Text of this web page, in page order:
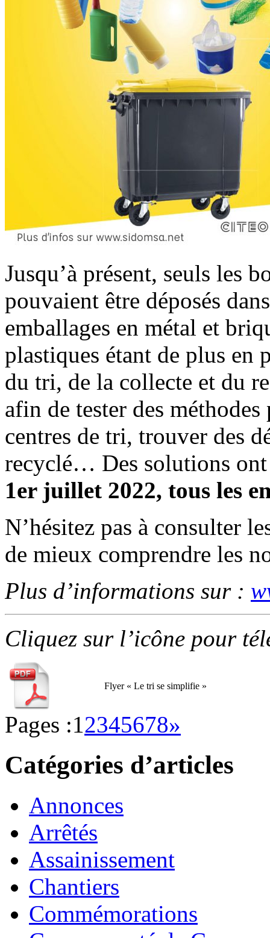
Jusqu’à présent, seuls les
pouvaient être déposés
emballages en métal et
plastiques étant de plus en
du tri, de la collecte et du
afin de tester des
centres de tri, trouver des
recyclé… Des solutions
1er juillet 2022, tous les
N’hésitez pas à consulter
de mieux comprendre les
Plus d’informations sur :
Cliquez sur l’icône pour
Flyer « Le tri se simplifie »
Pages :12345678»
Catégories d’articles
Annonces
Arrêtés
Assainissement
Chantiers
Commémorations